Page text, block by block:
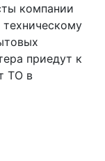
компании
техническому
приедут к
ТО в